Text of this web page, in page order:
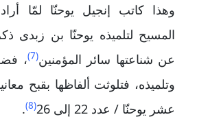
وهذا كاتب إنجيل يوحنّا لمّا
المسيح لتلميذه يوحنّا بن زبدى
عن شناعتها سائر المؤمنين(7)
،
وتلميذه، فتلوثت ألفاظها بقبح
عشر يوحنّا / عدد 22 إلى 26
(8)
.